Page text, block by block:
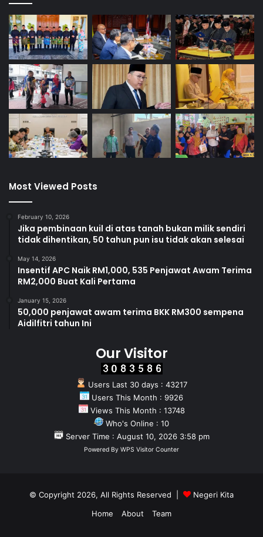
Most Viewed Posts
February 10, 2026
Jika pembinaan kuil di atas tanah bukan milik sendiri
tidak dihentikan, 50 tahun pun isu tidak akan selesai
May 14, 2026
Insentif APC Naik RM1,000, 535 Penjawat Awam Terima
RM2,000 Buat Kali Pertama
January 15, 2026
50,000 penjawat awam terima BKK RM300 sempena
Aidilfitri tahun Ini
Our Visitor
Users Last 30 days : 43217
Users This Month : 9926
Views This Month : 13748
Who's Online : 10
Server Time : August 10, 2026 3:58 pm
Powered By WPS Visitor Counter
© Copyright 2026, All Rights Reserved |
Negeri Kita
Home
About Team